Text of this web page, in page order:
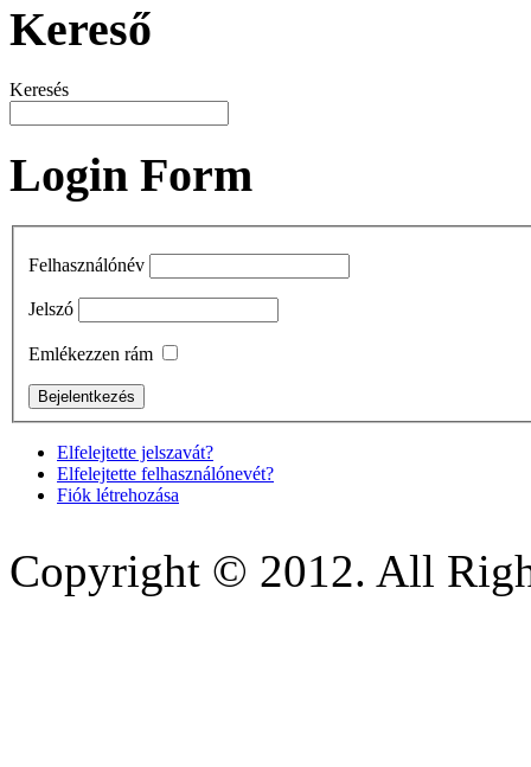
Kereső
Keresés
Login Form
Felhasználónév
Jelszó
Emlékezzen rám
Elfelejtette jelszavát?
Elfelejtette felhasználónevét?
Fiók létrehozása
Copyright © 2012. All